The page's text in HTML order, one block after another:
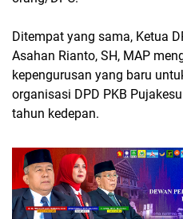
Ditempat yang sama, Ketua
Asahan Rianto, SH, MAP
kepengurusan yang baru
organisasi DPD PKB
tahun kedepan.